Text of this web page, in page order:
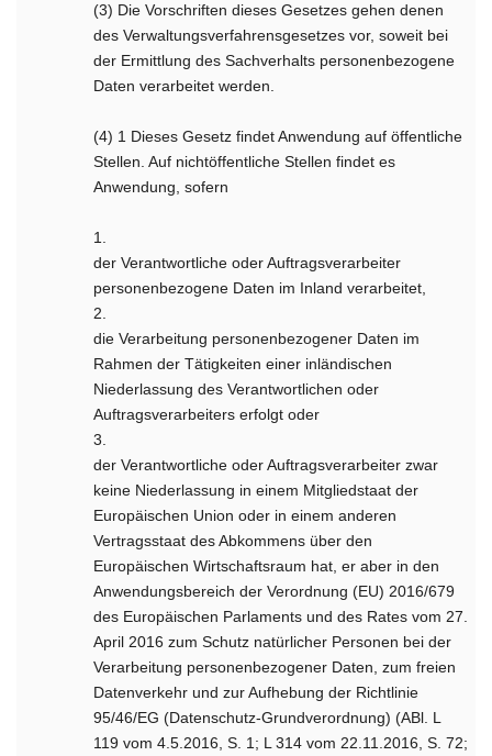
(3) Die Vorschriften dieses Gesetzes gehen denen
des Verwaltungsverfahrensgesetzes vor, soweit bei
der Ermittlung des Sachverhalts personenbezogene
Daten verarbeitet werden.
(4) 1 Dieses Gesetz findet Anwendung auf öffentliche
Stellen. Auf nichtöffentliche Stellen findet es
Anwendung, sofern
1.
der Verantwortliche oder Auftragsverarbeiter
personenbezogene Daten im Inland verarbeitet,
2.
die Verarbeitung personenbezogener Daten im
Rahmen der Tätigkeiten einer inländischen
Niederlassung des Verantwortlichen oder
Auftragsverarbeiters erfolgt oder
3.
der Verantwortliche oder Auftragsverarbeiter zwar
keine Niederlassung in einem Mitgliedstaat der
Europäischen Union oder in einem anderen
Vertragsstaat des Abkommens über den
Europäischen Wirtschaftsraum hat, er aber in den
Anwendungsbereich der Verordnung (EU) 2016/679
des Europäischen Parlaments und des Rates vom 27.
April 2016 zum Schutz natürlicher Personen bei der
Verarbeitung personenbezogener Daten, zum freien
Datenverkehr und zur Aufhebung der Richtlinie
95/46/EG (Datenschutz-Grundverordnung) (ABl. L
119 vom 4.5.2016, S. 1; L 314 vom 22.11.2016, S. 72;